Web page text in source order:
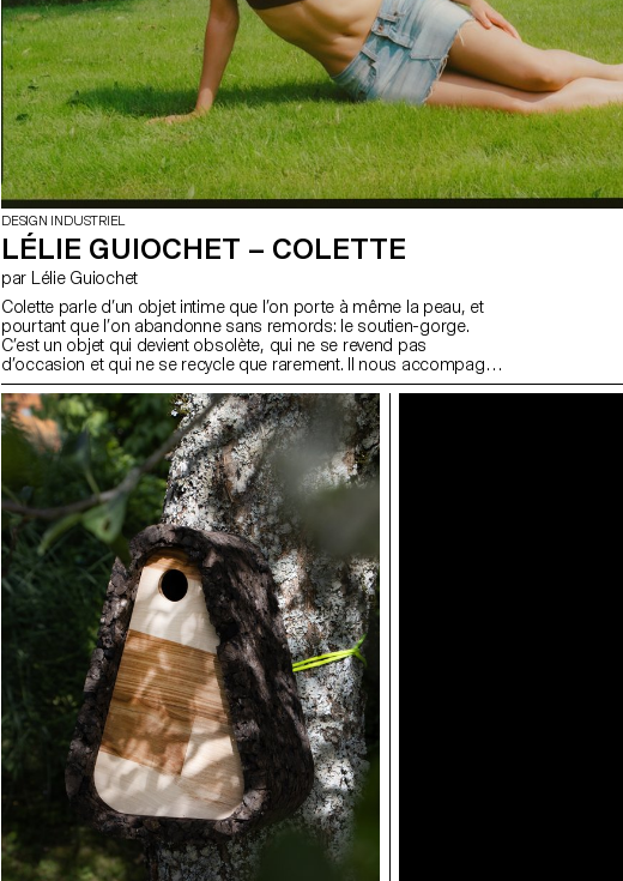
DESIGN INDUSTRIEL
LÉLIE GUIOCHET – COLETTE
par Lélie Guiochet
Colette parle d’un objet intime que l’on porte à même la peau, et
pourtant que l’on abandonne sans remords: le soutien-gorge.
C’est un objet qui devient obsolète, qui ne se revend pas
d’occasion et qui ne se recycle que rarement. Il nous accompagne
seulement quelques années, avant de s’abîmer ou de devenir trop
petit. Alors Colette imagine un système qui s’ajuste avec le temps:
un soutien-gorge en pièces détachées, bonnets, bande sous-
poitrine, bretelles, attaches, baleine, à assembler, remplacer
indépendamment, réadapter et personnaliser. Les différentes
pièces sont tricotées en 3D, sans couture et compostables
industriellement. La baleine et les attaches quant à elles sont
recyclables à l’infini. Ce n’est plus la poitrine qui s’adapte à l’objet,
mais l’objet qui évolue avec elle.